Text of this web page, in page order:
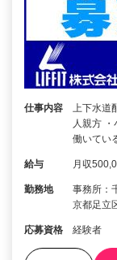
仕事内容
上下水道
人親方
働いてい
給与 月収
勤務地
事務所：
京都足立
応募資格 経験者